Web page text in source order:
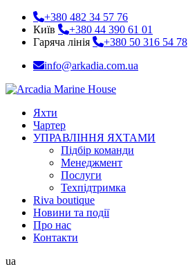
+380 482 34 57 76
Київ
+380 44 390 61 01
Гаряча лінія
+380 50 316 54 78
info@arkadia.com.ua
Яхти
Чартер
УПРАВЛІННЯ ЯХТАМИ
Підбір команди
Менеджмент
Послуги
Техпідтримка
Riva boutique
Новини та події
Про нас
Контакти
ua